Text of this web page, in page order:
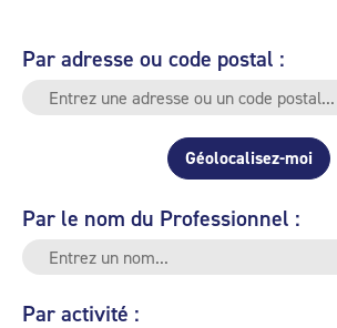
Par adresse ou code postal :
Géolocalisez-moi
Par le nom du Professionnel :
Par activité :